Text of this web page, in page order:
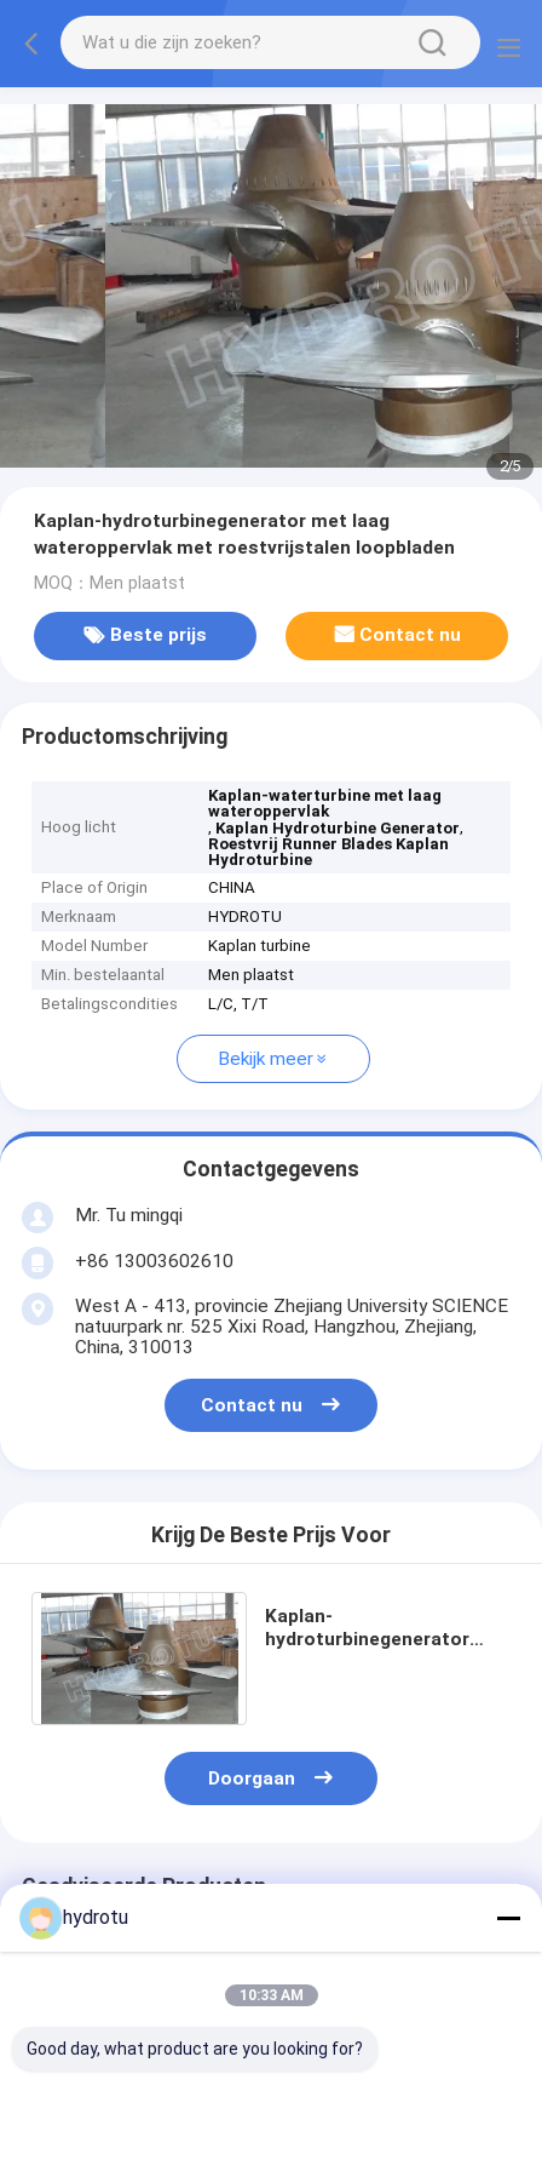
2/5
Kaplan-hydroturbinegenerator met laag
wateroppervlak met roestvrijstalen loopbladen
MOQ：Men plaatst
Beste prijs Contact nu
Productomschrijving
Hoog licht
Kaplan-waterturbine met laag
wateroppervlak
, Kaplan Hydroturbine Generator,
Roestvrij Runner Blades Kaplan
Hydroturbine
Place of Origin
CHINA
Merknaam
HYDROTU
Model Number
Kaplan turbine
Min. bestelaantal
Men plaatst
Betalingscondities
L/C, T/T
Bekijk meer
Contactgegevens
Mr. Tu mingqi
+86 13003602610
West A - 413, provincie Zhejiang University SCIENCE
natuurpark nr. 525 Xixi Road, Hangzhou, Zhejiang,
China, 310013
Contact nu
Krijg De Beste Prijs Voor
Kaplan-
hydroturbinegenerator
Doorgaan
Geadviseerde Producten
hydrotu
10:33 AM
Good day, what product are you looking for?